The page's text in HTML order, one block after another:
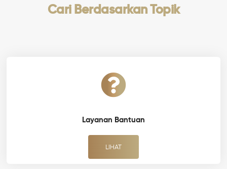
Cari Berdasarkan Topik
Layanan Bantuan
LIHAT